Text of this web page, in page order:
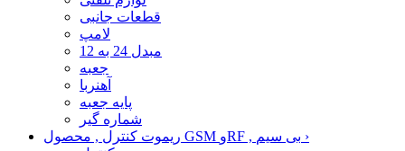
قطعات جانبی
لامپ
مبدل 24 به 12
جعبه
آهنربا
پایه جعبه
شماره گیر
›